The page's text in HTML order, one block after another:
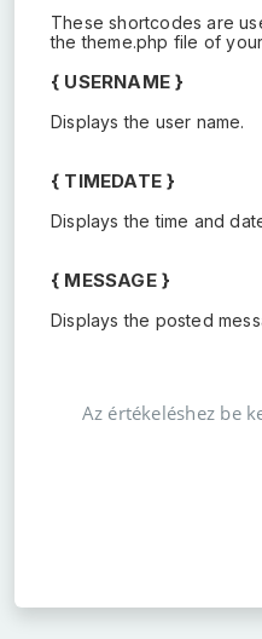
These shortcodes are
the theme.php file of
{ USERNAME }
Displays the user name.
{ TIMEDATE }
Displays the time and
{ MESSAGE }
Displays the posted
Az értékeléshez be